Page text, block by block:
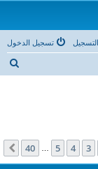
تسجيل الدخول
ب
3
4
5
40 التالي